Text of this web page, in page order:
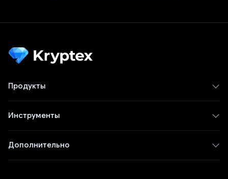
Продукты
Инструменты
Дополнительно